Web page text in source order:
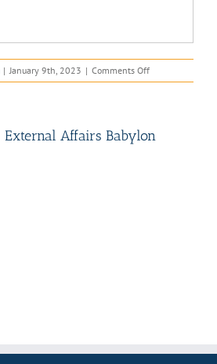
| January 9th, 2023 | Comments Offon
Dutch
Capsport
External Affairs Babylon